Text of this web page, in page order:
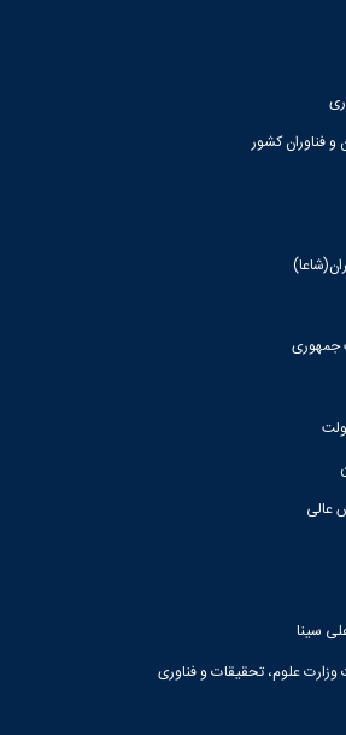
فناوران کشور
جمهوری
عالی
سینا
علوم، تحقیقات و فناوری